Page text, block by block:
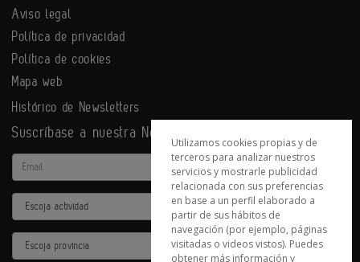
Aviso legal
Política de privacidad
Política de cookies
Mapa web
Histórico de Newsletters
Suscríbase a nuestra Newsletter
Email
Actividad
Provincia
Utilizamos cookies propias y de
terceros para analizar nuestros
servicios y mostrarle publicidad
relacionada con sus preferencias
en base a un perfil elaborado a
partir de sus hábitos de
navegación (por ejemplo, páginas
visitadas o videos vistos). Puedes
obtener más información y